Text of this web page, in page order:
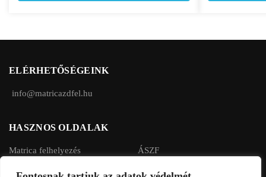
választhatók
ELÉRHETŐSÉGEINK
info@matricazdfel.hu
HASZNOS OLDALAK
Matrica felhelyezés ÁSZF
Adatvédelmi tájékoztató